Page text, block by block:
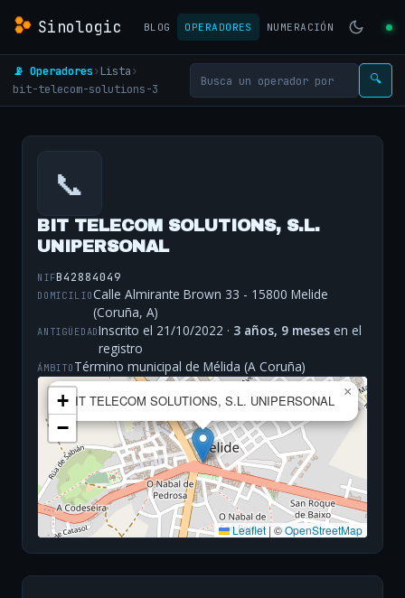
Sinologic BLOG OPERADORES NUMERACIÓN
📡 Operadores› Lista›
bit-telecom-solutions-3
🔍
📞
BIT TELECOM SOLUTIONS, S.L.
UNIPERSONAL
NIFB42884049
DOMICILIOCalle Almirante Brown 33 - 15800 Melide
(Coruña, A)
ANTIGÜEDADInscrito el 21/10/2022 · 3 años, 9 meses en el
registro
ÁMBITO Término municipal de Mélida (A Coruña)
BIT TELECOM SOLUTIONS, S.L. UNIPERSONAL
×
+
−
Leaflet | ©OpenStreetMap